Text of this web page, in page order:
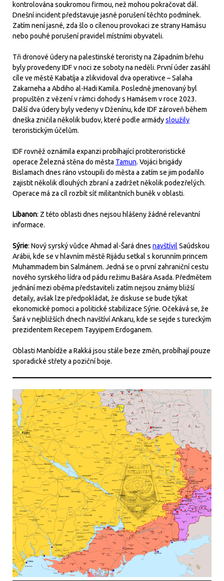
kontrolována soukromou firmou, než mohou pokračovat dál.
Dnešní incident představuje jasné porušení těchto podmínek.
Zatím není jasné, zda šlo o cílenou provokaci ze strany Hamásu
nebo pouhé porušení pravidel místními obyvateli.
Tři dronové údery na palestinské teroristy na Západním břehu
byly provedeny IDF v noci ze soboty na neděli. První úder zasáhl
cíle ve městě Kabatíja a zlikvidoval dva operativce – Salaha
Zakarneha a Abdiho al-Hadi Kamila. Posledně jmenovaný byl
propuštěn z vězení v rámci dohody s Hamásem v roce 2023.
Další dva údery byly vedeny v Dženínu, kde IDF zároveň během
dneška zničila několik budov, které podle armádysloužily
teroristickým účelům.
IDF rovněž oznámila expanzi probíhající protiteroristické
operace Železná stěna do města Tamun. Vojáci brigády
Bislamach dnes ráno vstoupili do města a zatím se jim podařilo
zajistit několik dlouhých zbraní a zadržet několik podezřelých.
Operace má za cíl rozbít síť militantních buněk v oblasti.
Libanon: Z této oblasti dnes nejsou hlášeny žádné relevantní
informace.
Sýrie: Nový syrský vůdce Ahmad al-Šará dnes navštívil Saúdskou
Arábii, kde se v hlavním městě Rijádu setkal s korunním princem
Muhammadem bin Salmánem. Jedná se o první zahraniční cestu
nového syrského lídra od pádu režimu Bašára Asada. Předmětem
jednání mezi oběma představiteli zatím nejsou známy bližší
detaily, avšak lze předpokládat, že diskuse se bude týkat
ekonomické pomoci a politické stabilizace Sýrie. Očekává se, že
Šará v nejbližších dnech navštíví Ankaru, kde se sejde s tureckým
prezidentem Recepem Tayyipem Erdoganem.
Oblasti Manbídže a Rakká jsou stále beze změn, probíhají pouze
sporadické střety a poziční boje.